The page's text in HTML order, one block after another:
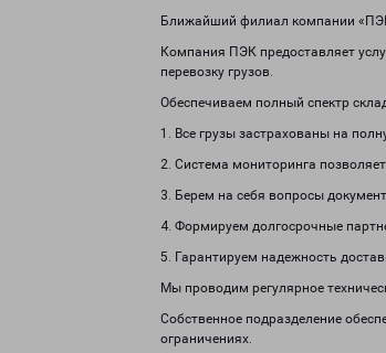
Ближайший филиал компании
Компания ПЭК предоставляет
перевозку грузов.
Обеспечиваем полный спектр
1. Все грузы застрахованы на
2. Система мониторинга
3. Берем на себя вопросы
4. Формируем долгосрочные
5. Гарантируем надежность
Мы проводим регулярное
Собственное подразделение
ограничениях.